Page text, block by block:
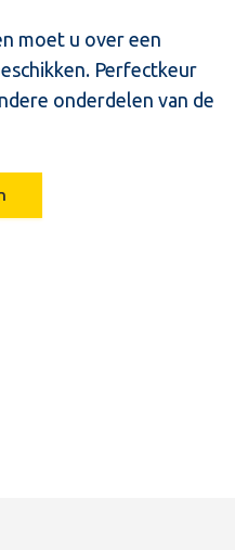
moet u over een
Perfectkeur
onderdelen van de